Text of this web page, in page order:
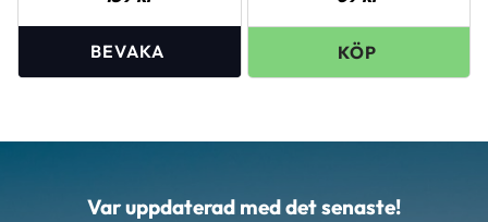
Var uppdaterad med det senaste!